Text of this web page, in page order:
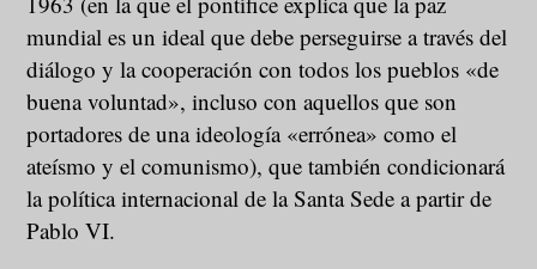
mundial es un ideal que debe perseguirse a través del
diálogo y la cooperación con todos los pueblos «de
buena voluntad», incluso con aquellos que son
portadores de una ideología «errónea» como el
ateísmo y el comunismo), que también condicionará
la política internacional de la Santa Sede a partir de
Pablo VI.